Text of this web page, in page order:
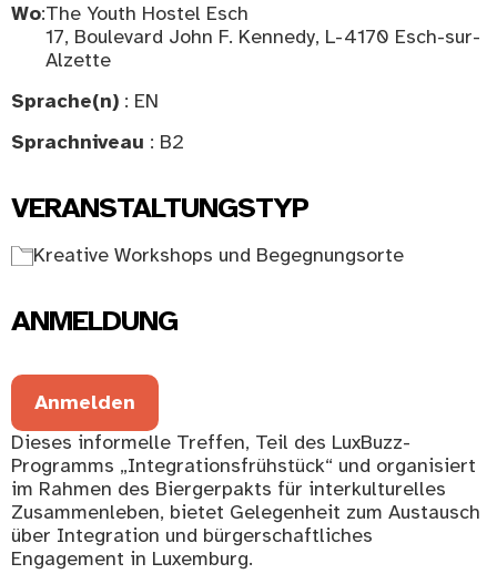
Wo:The Youth Hostel Esch
17, Boulevard John F. Kennedy, L-4170 Esch-sur-
Alzette
Sprache(n) : EN
Sprachniveau : B2
VERANSTALTUNGSTYP
Kreative Workshops und Begegnungsorte
ANMELDUNG
Anmelden
Dieses informelle Treffen, Teil des LuxBuzz-
Programms „Integrationsfrühstück“ und organisiert
im Rahmen des Biergerpakts für interkulturelles
Zusammenleben, bietet Gelegenheit zum Austausch
über Integration und bürgerschaftliches
Engagement in Luxemburg.